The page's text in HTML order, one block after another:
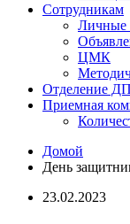
Сотрудникам
Личные
ЦМК
Отделение
Приемная
Домой
День
23.02.2023